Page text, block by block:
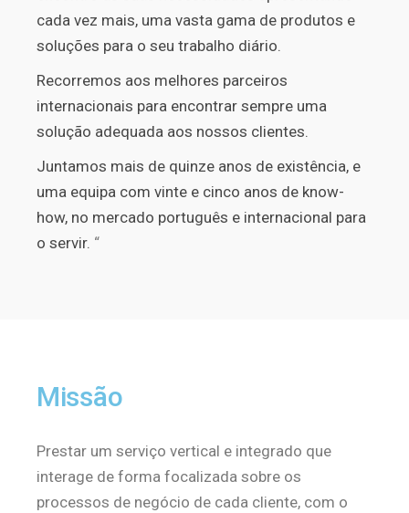
cada vez mais, uma vasta gama de produtos e
soluções para o seu trabalho diário.
Recorremos aos melhores parceiros
internacionais para encontrar sempre uma
solução adequada aos nossos clientes.
Juntamos mais de quinze anos de existência, e
uma equipa com vinte e cinco anos de know-
how, no mercado português e internacional para
o servir. “
Missão
Prestar um serviço vertical e integrado que
interage de forma focalizada sobre os
processos de negócio de cada cliente, com o